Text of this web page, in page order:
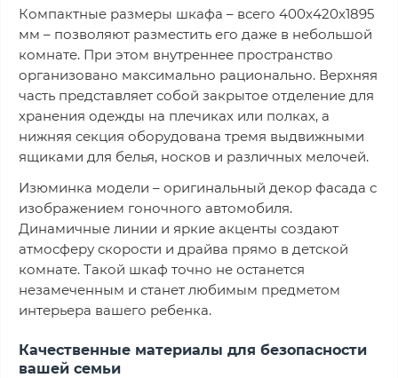
Компактные размеры шкафа – всего 400х420х1895
мм – позволяют разместить его даже в небольшой
комнате. При этом внутреннее пространство
организовано максимально рационально. Верхняя
часть представляет собой закрытое отделение для
хранения одежды на плечиках или полках, а
нижняя секция оборудована тремя выдвижными
ящиками для белья, носков и различных мелочей.
Изюминка модели – оригинальный декор фасада с
изображением гоночного автомобиля.
Динамичные линии и яркие акценты создают
атмосферу скорости и драйва прямо в детской
комнате. Такой шкаф точно не останется
незамеченным и станет любимым предметом
интерьера вашего ребенка.
Качественные материалы для безопасности
вашей семьи